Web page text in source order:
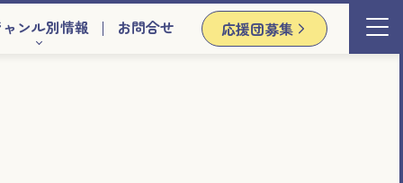
ンル別情報 お問合せ 応援団募集